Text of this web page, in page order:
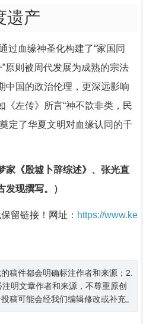
遗产
过血缘神圣化构建了“家国同
原则被周代发展为成熟的宗法
中国的政治伦理，更深远影响
《左传》所言“神不歆非类，民
定了华夏文明对血缘认同的千
家《殷墟卜辞综述》、张光直
发现撰写。）
留链接！网址： https://www.ke
稿件都会明确标注作者和来源；2.
明文章作者和来源，不尊重原创
稿可能会经我们编辑修改或补充。